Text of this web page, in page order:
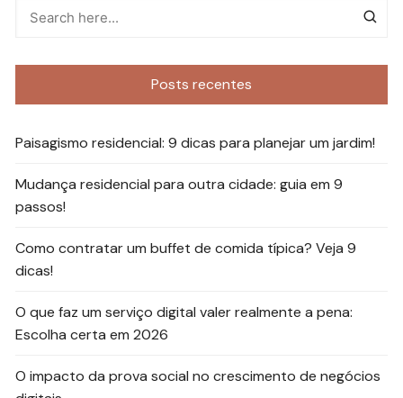
Posts recentes
Paisagismo residencial: 9 dicas para planejar um jardim!
Mudança residencial para outra cidade: guia em 9
passos!
Como contratar um buffet de comida típica? Veja 9
dicas!
O que faz um serviço digital valer realmente a pena:
Escolha certa em 2026
O impacto da prova social no crescimento de negócios